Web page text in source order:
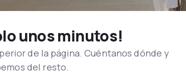
unos minutos!
de la página. Cuéntanos dónde y
del resto.